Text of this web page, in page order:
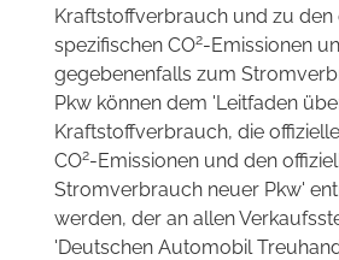
Kraftstoffverbrauch und zu den
spezifischen CO2-Emissionen
gegebenenfalls zum
Pkw können dem 'Leitfaden
Kraftstoffverbrauch, die
CO2-Emissionen und den
Stromverbrauch neuer Pkw'
werden, der an allen
'Deutschen Automobil